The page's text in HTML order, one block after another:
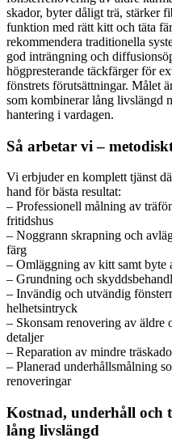
skador, byter dåligt trä, stärker
funktion med rätt kitt och täta
rekommendera traditionella
god inträngning och
högpresterande täckfärger för
fönstrets förutsättningar. Målet
som kombinerar lång livslängd
hantering i vardagen.
Så arbetar vi –
Vi erbjuder en komplett tjänst
hand för bästa resultat:
– Professionell målning av
fritidshus
– Noggrann skrapning och
färg
– Omläggning av kitt samt byte
– Grundning och
– Invändig och utvändig
helhetsintryck
– Skonsam renovering av äldre
detaljer
– Reparation av mindre
– Planerad underhållsmålning
renoveringar
Kostnad, underhåll och
lång livslängd